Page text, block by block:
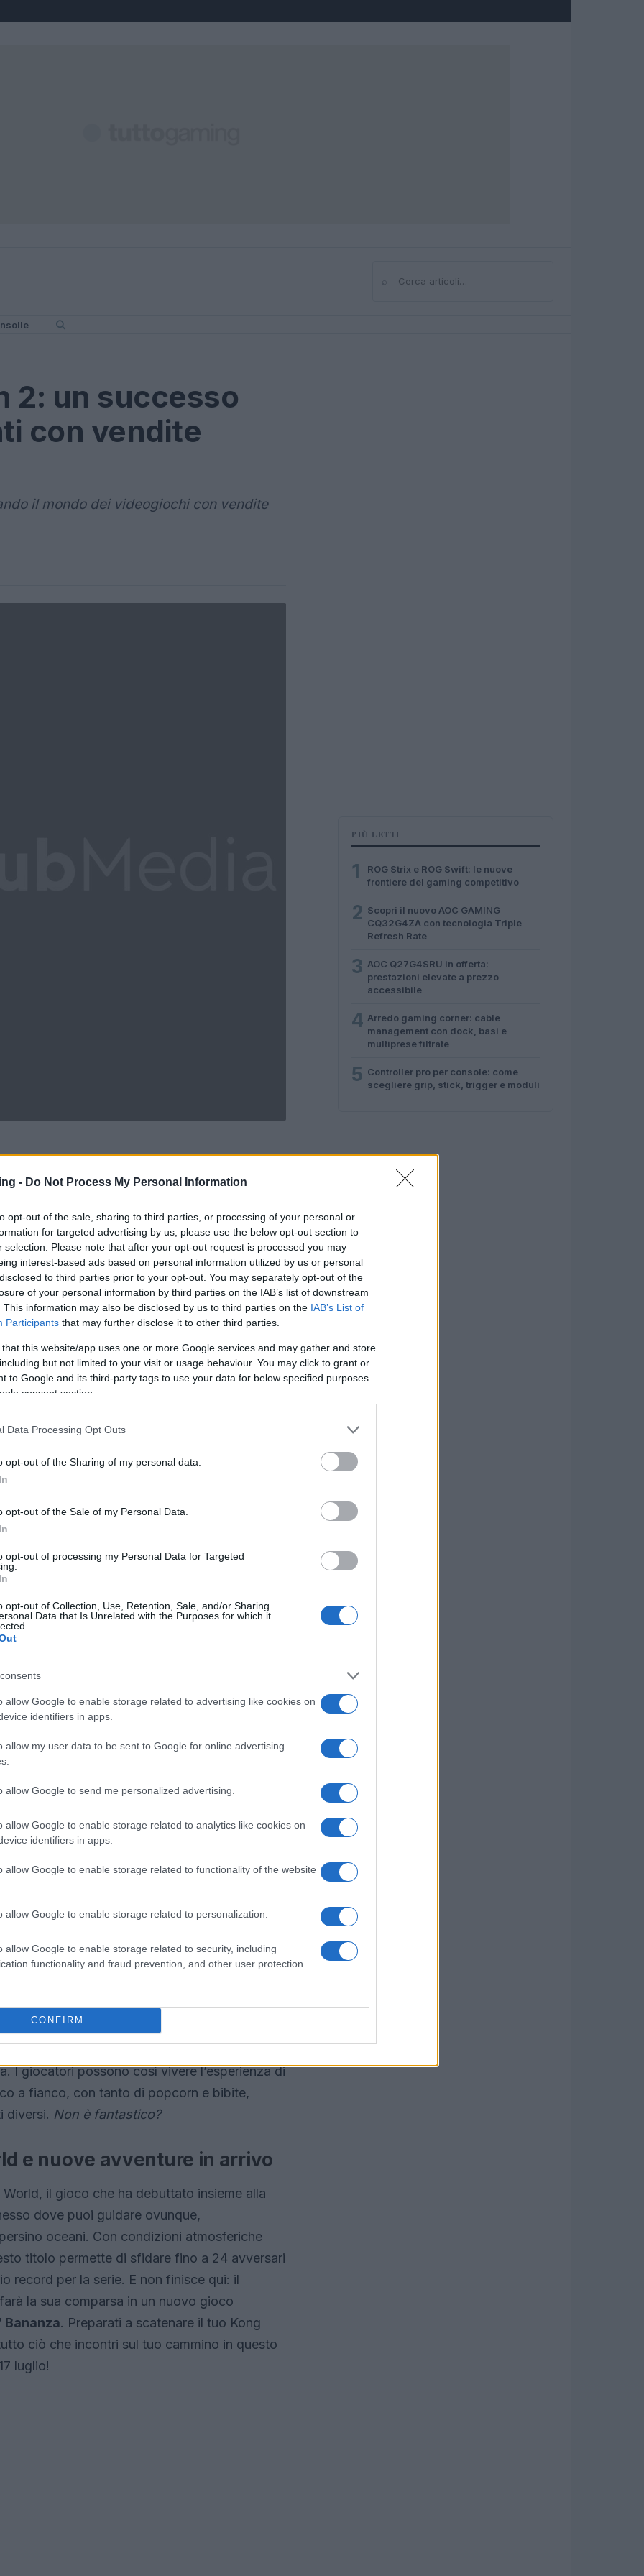
- Do Not Process My Personal Information
opt-out of the sale, sharing to third parties, or processing of your personal or
for targeted advertising by us, please use the below opt-out section to
selection. Please note that after your opt-out request is processed you may
interest-based ads based on personal information utilized by us or personal
to third parties prior to your opt-out. You may separately opt-out of the
of your personal information by third parties on the IAB’s list of downstream
This information may also be disclosed by us to third parties on the IAB’s List of
Participants that may further disclose it to other third parties.
that this website/app uses one or more Google services and may gather and store
but not limited to your visit or usage behaviour. You may click to grant or
to Google and its third-party tags to use your data for below specified purposes
consent section.
Data Processing Opt Outs
opt-out of the Sharing of my personal data.
opt-out of the Sale of my Personal Data.
opt-out of processing my Personal Data for Targeted
opt-out of Collection, Use, Retention, Sale, and/or Sharing
Data that Is Unrelated with the Purposes for which it
allow Google to enable storage related to advertising like cookies on
identifiers in apps.
allow my user data to be sent to Google for online advertising
allow Google to send me personalized advertising.
allow Google to enable storage related to analytics like cookies on
identifiers in apps.
allow Google to enable storage related to functionality of the website
allow Google to enable storage related to personalization.
allow Google to enable storage related to security, including
functionality and fraud prevention, and other user protection.
CONFIRM
Cerca
2: un successo
con vendite
il mondo dei videogiochi con vendite
da amici, e di poter condividere
cosa promette la nuova Nintendo Switch
lancio ha venduto oltre 3,5 milioni di unità
per Nintendo, che non si era mai vista in
Un po’ come se il mondo del gaming avesse
e tu sei invitato!
della Nintendo Switch 2
della sua predecessora, ma un vero e
più grande e vivido, capace di visualizzare in
a un TV compatibile), questa console
Ma non è tutto: è dotata di un
e prestazioni di gioco senza precedenti.
sorta di bacchetta magica che ti permette di
mai pensato possibili, grazie alla
di GameChat
funzione rivoluzionaria: GameChat.
amici o anche di fare videochiamate mentre
schermi e di sentirsi insieme, anche
I giocatori possono così vivere l’esperienza di
a fianco, con tanto di popcorn e bibite,
diversi. Non è fantastico?
e nuove avventure in arrivo
il gioco che ha debuttato insieme alla
dove puoi guidare ovunque,
oceani. Con condizioni atmosferiche
titolo permette di sfidare fino a 24 avversari
record per la serie. E non finisce qui: il
la sua comparsa in un nuovo gioco
Bananza. Preparati a scatenare il tuo Kong
ciò che incontri sul tuo cammino in questo
luglio!
PIÙ LETTI
1
ROG Strix e ROG Swift: le nuove
frontiere del gaming competitivo
2 Scopri il nuovo AOC GAMING
CQ32G4ZA con tecnologia Triple
Refresh Rate
3 AOC Q27G4SRU in offerta:
prestazioni elevate a prezzo
accessibile
4 Arredo gaming corner: cable
management con dock, basi e
multiprese filtrate
5 Controller pro per console: come
scegliere grip, stick, trigger e moduli